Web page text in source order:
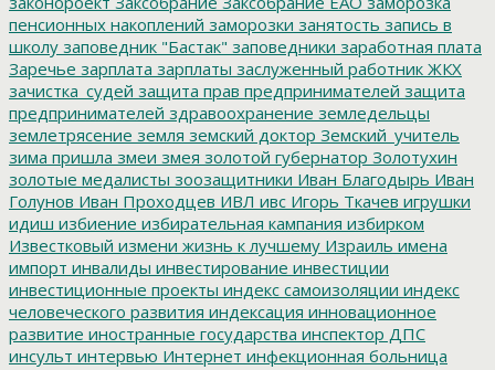
пенсионных накоплений заморозки занятость запись в
школу заповедник "Бастак" заповедники заработная плата
Заречье зарплата зарплаты заслуженный работник ЖКХ
зачистка_судей защита прав предпринимателей защита
предпринимателей здравоохранение земледельцы
землетрясение земля земский доктор Земский_учитель
зима пришла змеи змея золотой губернатор Золотухин
золотые медалисты зоозащитники Иван Благодырь Иван
Голунов Иван Проходцев ИВЛ ивс Игорь Ткачев игрушки
идиш избиение избирательная кампания избирком
Известковый измени жизнь к лучшему Израиль имена
импорт инвалиды инвестирование инвестиции
инвестиционные проекты индекс самоизоляции индекс
человеческого развития индексация инновационное
развитие иностранные государства инспектор ДПС
инсульт интервью Интернет инфекционная больница